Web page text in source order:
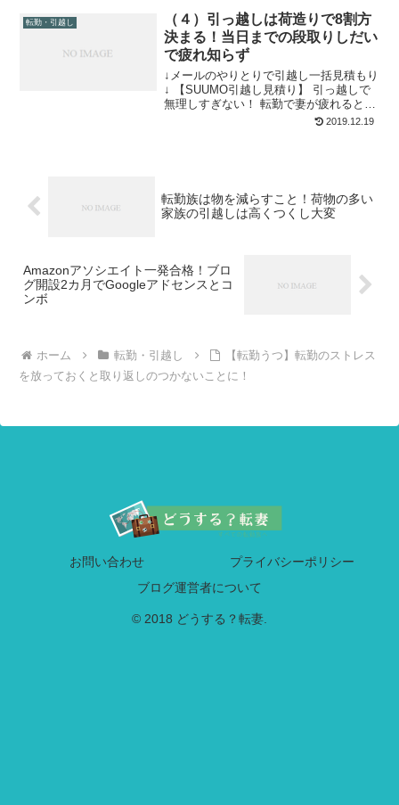
どもの勉強をどうする？ 小学生高学年と
もなると、塾に通...
転勤・引越し
（４）引っ越しは荷造りで8割方
決まる！当日までの段取りしだい
で疲れ知らず
↓メールのやりとりで引越し一括見積もり
↓ 【SUUMO引越し見積り】 引っ越しで
無理しすぎない！ 転勤で妻が疲れると家
庭内が険悪に 私は10回以上引っ越しを繰
2019.12.19
転勤族は物を減らすこと！荷物の多い
家族の引越しは高くつくし大変
Amazonアソシエイト一発合格！ブロ
グ開設2カ月でGoogleアドセンスとコ
ンボ
ホーム 転勤・引越し
【転勤うつ】転勤のストレス
を放っておくと取り返しのつかないことに！
お問い合わせ
プライバシーポリシー
ブログ運営者について
© 2018 どうする？転妻.